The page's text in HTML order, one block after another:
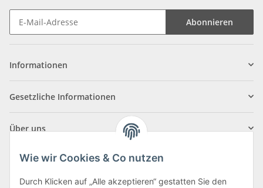
Abonnieren
Informationen
Gesetzliche Informationen
Über uns
Wie wir Cookies & Co nutzen
Durch Klicken auf „Alle akzeptieren“ gestatten Sie den